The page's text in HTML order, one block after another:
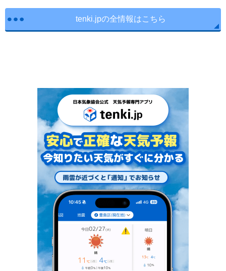
tenki.jpの全情報はこちら